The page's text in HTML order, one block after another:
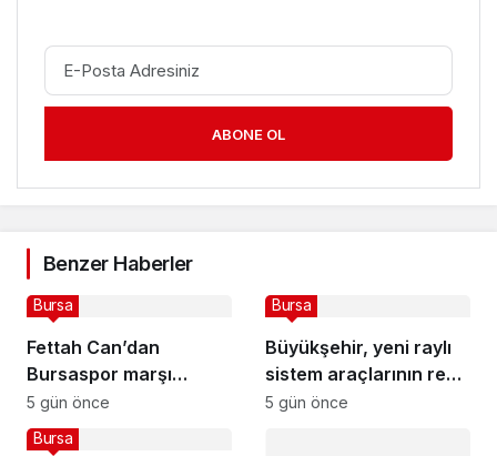
ABONE OL
Benzer Haberler
Fettah Can’dan
Bursaspor marşı
müjdesi
Bursa
5 gün önce
Büyükşehir, yeni raylı
sistem araçlarının renk
seçimini vatandaşlara
Bursa
5 gün önce
Bursa